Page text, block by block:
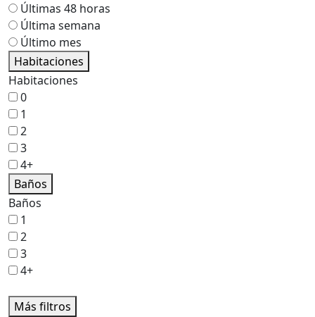
Últimas 48 horas
Última semana
Último mes
Habitaciones
Habitaciones
0
1
2
3
4+
Baños
Baños
1
2
3
4+
Más filtros